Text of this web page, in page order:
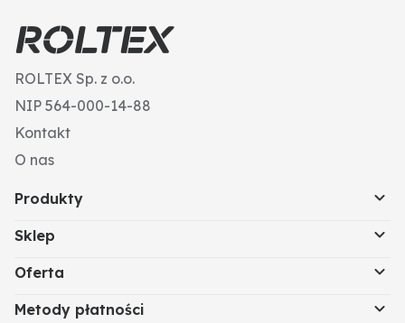
ROLTEX Sp. z o.o.
NIP 564-000-14-88
Kontakt
O nas
Produkty
Sklep
Oferta
Metody płatności